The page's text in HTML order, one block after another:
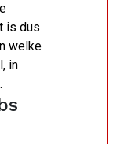
is dus
welke
in